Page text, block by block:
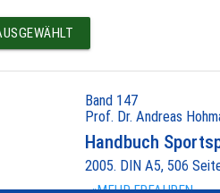
Band 147
Prof. Dr. Andreas
Handbuch
2005. DIN A5, 506